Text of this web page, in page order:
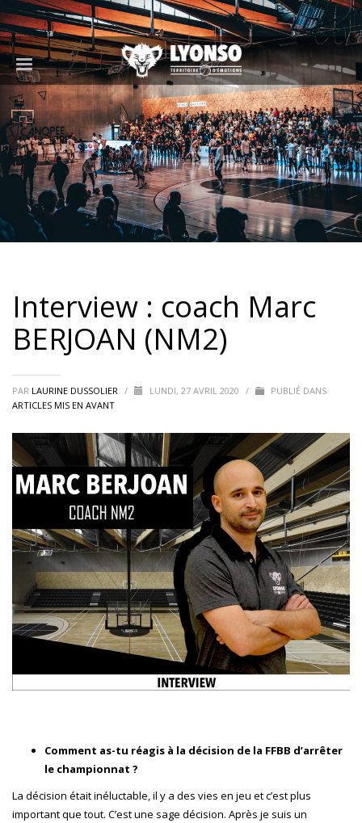
Interview : coach Marc
BERJOAN (NM2)
PAR LAURINE DUSSOLIER / LUNDI, 27 AVRIL 2020 /
PUBLIÉ DANS
ARTICLES MIS EN AVANT
Comment as-tu réagis à la décision de la FFBB d’arrêter
le championnat ?
La décision était inéluctable, il y a des vies en jeu et c’est plus
important que tout. C’est une sage décision. Après je suis un